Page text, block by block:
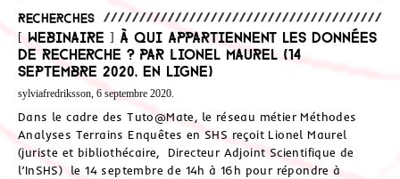
Recherches
[ Webinaire ] À qui appartiennent les données
de recherche ? Par Lionel Maurel (14
septembre 2020, en ligne)
sylviafredriksson, 6 septembre 2020.
Dans le cadre des Tuto@Mate, le réseau métier Méthodes
Analyses Terrains Enquêtes en SHS reçoit Lionel Maurel
(juriste et bibliothécaire, Directeur Adjoint Scientifique de
l’InSHS) le 14 septembre de 14h à 16h pour répondre à